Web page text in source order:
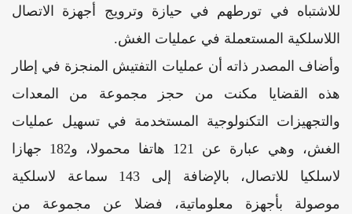
للاشتباه في تورطهم في حيازة وترويج أجهزة الاتصال
اللاسلكية المستعملة في عمليات الغش.
وأضاف المصدر ذاته أن عمليات التفتيش المنجزة في إطار
هذه القضايا مكنت من حجز مجموعة من المعدات
والتجهيزات التكنولوجية المستخدمة في تسهيل عمليات
الغش، وهي عبارة عن 121 هاتفا محمولا، و182 جهازا
لاسلكيا للاتصال، بالإضافة إلى 143 سماعة لاسلكية
موصولة بأجهزة معلوماتية، فضلا عن مجموعة من